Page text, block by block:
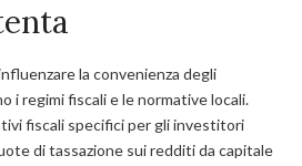
la convenienza degli
i regimi fiscali e le normative locali.
fiscali specifici per gli investitori
di tassazione sui redditi da capitale